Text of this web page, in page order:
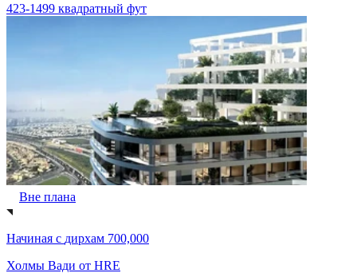
423-1499 квадратный фут
Вне плана
Начиная с дирхам 700,000
Холмы Вади от HRE